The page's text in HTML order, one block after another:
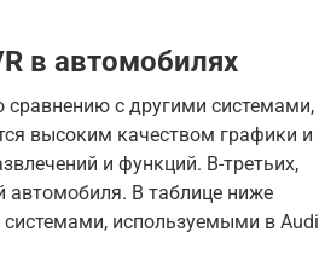
в автомобилях
сравнению с другими системами,
высоким качеством графики и
и функций. В-третьих,
автомобиля. В таблице ниже
системами, используемыми в Audi